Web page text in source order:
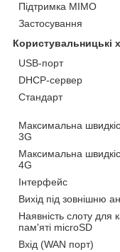
Підтримка MIMO
Застосування
Користувальницькі
USB-порт
DHCP-сервер
Стандарт
Максимальна
3G
Максимальна
4G
Інтерфейс
Вихід під зовнішню
Наявність слоту для
пам'яті microSD
Вхід (WAN порт)